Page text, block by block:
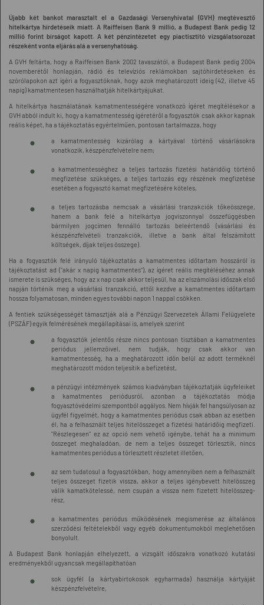
Újabb két bankot marasztalt el a Gazdasági Versenyhivatal (GVH) megtévesztő
hitelkártya hirdetéseik miatt. A Raiffeisen Bank 9 millió, a Budapest Bank pedig 12
millió forint bírságot kapott. A két pénzintézetet egy piactisztító vizsgálatsorozat
részeként vonta eljárás alá a versenyhatóság.
A GVH feltárta, hogy a Raiffeisen Bank 2002 tavaszától, a Budapest Bank pedig 2004
novemberétől honlapján, rádió és televíziós reklámokban sajtóhirdetéseken és
szórólapokon azt ígéri a fogyasztóknak, hogy azok meghatározott ideig (42, illetve 45
napig) kamatmentesen használhatják hitelkártyájukat.
A hitelkártya használatának kamatmentességére vonatkozó ígéret megítélésekor a
GVH abból indult ki, hogy a kamatmentesség ígéretéről a fogyasztók csak akkor kapnak
reális képet, ha a tájékoztatás egyértelműen, pontosan tartalmazza, hogy
a kamatmentesség kizárólag a kártyával történő vásárlásokra
vonatkozik, készpénzfelvételre nem;
a kamatmentességhez a teljes tartozás fizetési határidőig történő
megfizetése szükséges, a teljes tartozás egy részének megfizetése
esetében a fogyasztó kamat megfizetésére köteles,
a teljes tartozásba nemcsak a vásárlási tranzakciók tőkeösszege,
hanem a bank felé a hitelkártya jogviszonnyal összefüggésben
bármilyen jogcímen fennálló tartozás beleértendő (vásárlási és
készpénzfelvételi tranzakciók, illetve a bank által felszámított
költségek, díjak teljes összege).
Ha a fogyasztók felé irányuló tájékoztatás a kamatmentes időtartam hosszáról is
tájékoztatást ad ("akár x napig kamatmentes"), az ígéret reális megítéléséhez annak
ismerete is szükséges, hogy az x nap csak akkor teljesül, ha az elszámolási időszak első
napján történik meg a vásárlási tranzakció, ettől kezdve a kamatmentes időtartam
hossza folyamatosan, minden egyes további napon 1 nappal csökken.
A fentiek szükségességét támasztják alá a Pénzügyi Szervezetek Állami Felügyelete
(PSZÁF) egyik felmérésének megállapításai is, amelyek szerint
a fogyasztók jelentős része nincs pontosan tisztában a kamatmentes
periódus jellemzőivel, nem tudják, hogy csak akkor van
kamatmentesség, ha a meghatározott időn belül az adott terméknél
meghatározott módon teljesítik a befizetést,
a pénzügyi intézmények számos kiadványban tájékoztatják ügyfeleiket
a kamatmentes periódusról, azonban a tájékoztatás módja
fogyasztóvédelmi szempontból aggályos. Nem hívják fel hangsúlyosan az
ügyfél figyelmét, hogy a kamatmentes periódus csak abban az esetben
él, ha a felhasznált teljes hitelösszeget a fizetési határidőig megfizeti.
"Részlegesen" ez az opció nem vehető igénybe, tehát ha a minimum
összeget meghaladóan, de nem a teljes összeget törlesztik, nincs
kamatmentes periódus a törlesztett részletet illetően,
az sem tudatosul a fogyasztókban, hogy amennyiben nem a felhasznált
teljes összeget fizetik vissza, akkor a teljes igénybevett hitelösszeg
válik kamatkötelessé, nem csupán a vissza nem fizetett hitelösszeg-
rész,
a kamatmentes periódus működésének megismerése az általános
szerződési feltételekből vagy egyéb dokumentumokból meglehetősen
bonyolult.
A Budapest Bank honlapján elhelyezett, a vizsgált időszakra vonatkozó kutatási
eredményekből ugyancsak megállapíthatóan
sok ügyfél (a kártyabirtokosok egyharmada) használja kártyáját
készpénzfelvételre,